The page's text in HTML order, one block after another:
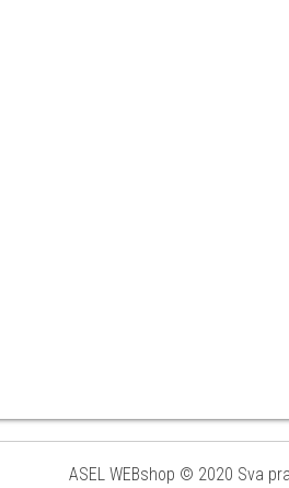
ASEL WEBshop © 2020 Sva